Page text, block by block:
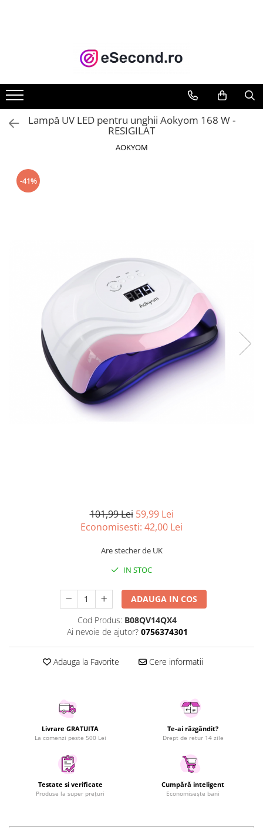
Accesorii Auto
Anvelope & Jante
Covorase auto
Echipamente pentru Atelier
Moto
Reparatii si echipamente auto
Curatenie si intretinere
Gradinarit
Hobby-uri creative
Iluminat & Electrice
Kit-uri automatizari porti si usi
Mobila dormitor
Mobila gradina & terasa
Mobila Living & Dining
Utilaje si materiale de constructii
Laptop, Tablete & Telefoane
Accesorii tablete
Laptopuri si Accesorii
Telefoane Mobile & accesorii
Wearable & Gadgeturi
Electrocasnice & Climatizare
Accesorii si piese masini spalat
Aparate Frigorifice
Aparate Racire Aer
Climatizare & sisteme de incalzire
Electrocasnice pentru Bucatarie
Fiare de calcat si masini de cusut
Lampă UV LED pentru unghii Aokyom 168 W -
RESIGILAT
AOKYOM
-41%
101,99 Lei 59,99 Lei
Economisesti: 42,00 Lei
Are stecher de UK
IN STOC
ADAUGA IN COS
Cod Produs: B08QV14QX4
Ai nevoie de ajutor? 0756374301
Adauga la Favorite Cere informatii
Livrare GRATUITA
La comenzi peste 500 Lei
Te-ai răzgândit?
Drept de retur 14 zile
Testate si verificate
Produse la super prețuri
Cumpără inteligent
Economisește bani